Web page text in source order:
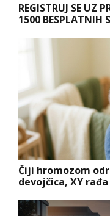
REGISTRUJ SE UZ
1500 BESPLATNIH
Čiji hromozom
devojčica, XY